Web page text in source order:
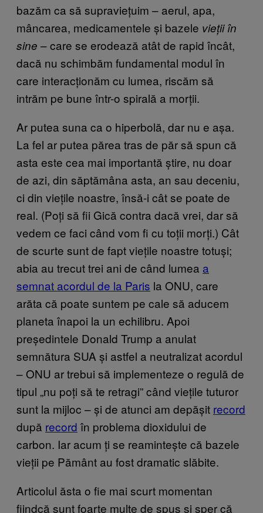
bazăm ca să supraviețuim – aerul, apa,
mâncarea, medicamentele și bazele vieții în
sine – care se erodează atât de rapid încât,
dacă nu schimbăm fundamental modul în
care interacționăm cu lumea, riscăm să
intrăm pe bune într-o spirală a morții.
Ar putea suna ca o hiperbolă, dar nu e așa.
La fel ar putea părea tras de păr să spun că
asta este cea mai importantă știre, nu doar
de azi, din săptămâna asta, an sau deceniu,
ci din viețile noastre, însă-i cât se poate de
real. (Poți să fii Gică contra dacă vrei, dar să
vedem ce faci când vom fi cu toții morți.) Cât
de scurte sunt de fapt viețile noastre totuși;
abia au trecut trei ani de când lumea a
semnat acordul de la Paris la ONU, care
arăta că poate suntem pe cale să aducem
planeta înapoi la un echilibru. Apoi
președintele Donald Trump a anulat
semnătura SUA și astfel a neutralizat acordul
– ONU ar trebui să implementeze o regulă de
tipul „nu poți să te retragi” când viețile tuturor
sunt la mijloc – și de atunci am depășit record
după record în problema dioxidului de
carbon. Iar acum ți se reamintește că bazele
vieții pe Pământ au fost dramatic slăbite.
Articolul ăsta o fie mai scurt momentan
fiindcă sunt foarte multe de spus și sper că